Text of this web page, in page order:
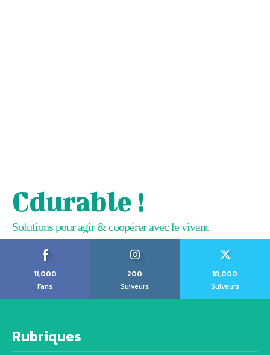
Cdurable !
Solutions pour agir & coopérer avec le vivant
11,000
Fans
200
Suiveurs
18,000
Suiveurs
Rubriques